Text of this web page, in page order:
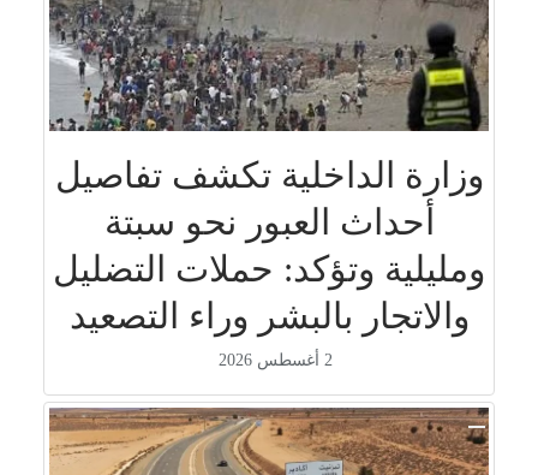
وزارة الداخلية تكشف تفاصيل
أحداث العبور نحو سبتة
ومليلية وتؤكد: حملات التضليل
والاتجار بالبشر وراء التصعيد
2 أغسطس 2026